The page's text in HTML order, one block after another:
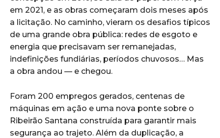
em 2021, e as obras começaram dois meses após
a licitação. No caminho, vieram os desafios típicos
de uma grande obra pública: redes de esgoto e
energia que precisavam ser remanejadas,
indefinições fundiárias, períodos chuvosos… Mas
a obra andou — e chegou.
Foram 200 empregos gerados, centenas de
máquinas em ação e uma nova ponte sobre o
Ribeirão Santana construída para garantir mais
segurança ao trajeto. Além da duplicação, a